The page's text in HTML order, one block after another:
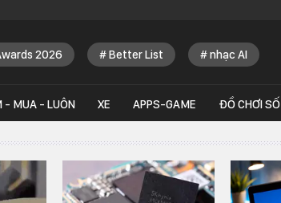
2026 Better List nhạc AI
- MUA - LUÔN XE APPS-GAME ĐỒ CHƠI SỐ